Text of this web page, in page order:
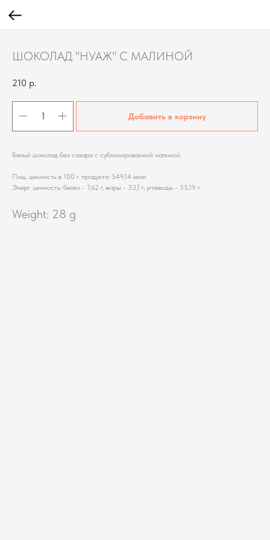
ШОКОЛАД "НУАЖ" С МАЛИНОЙ
210 р.
Добавить в корзину
Белый шоколад без сахара с сублимированной малиной.
Пищ. ценность в 100 г. продукта: 549,14 ккал
Энерг. ценность: белки - 7,62 г, жиры - 33,1 г, углеводы - 55,19 г
Weight: 28 g